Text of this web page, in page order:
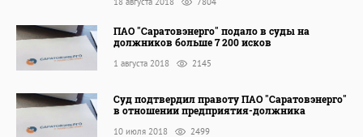
ПАО "Саратовэнерго" подало в суды на
должников больше 7 200 исков
1 августа 2018 2145
Cуд подтвердил правоту ПАО "Саратовэнерго"
в отношении предприятия-должника
10 июля 2018 2499